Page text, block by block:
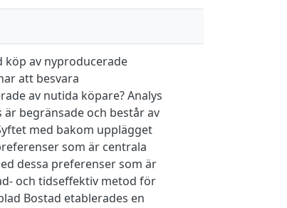
av nyproducerade
att besvara
av nutida köpare? Analys
begränsade och består av
med bakom upplägget
som är centrala
dessa preferenser som är
och tidseffektiv metod för
Bostad etablerades en